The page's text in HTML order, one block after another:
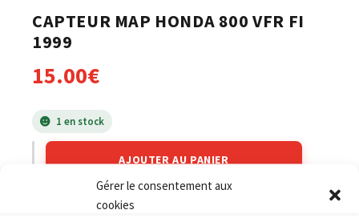
Gérer le consentement aux
cookies
CAPTEUR MAP HONDA 800 VFR FI
1999
15.00€
1 en stock
AJOUTER AU PANIER